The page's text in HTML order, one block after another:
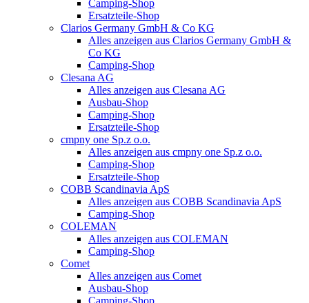
Camping-Shop
Ersatzteile-Shop
Clarios Germany GmbH & Co KG
Alles anzeigen aus Clarios Germany GmbH &
Co KG
Camping-Shop
Clesana AG
Alles anzeigen aus Clesana AG
Ausbau-Shop
Camping-Shop
Ersatzteile-Shop
cmpny one Sp.z o.o.
Alles anzeigen aus cmpny one Sp.z o.o.
Camping-Shop
Ersatzteile-Shop
COBB Scandinavia ApS
Alles anzeigen aus COBB Scandinavia ApS
Camping-Shop
COLEMAN
Alles anzeigen aus COLEMAN
Camping-Shop
Comet
Alles anzeigen aus Comet
Ausbau-Shop
Camping-Shop